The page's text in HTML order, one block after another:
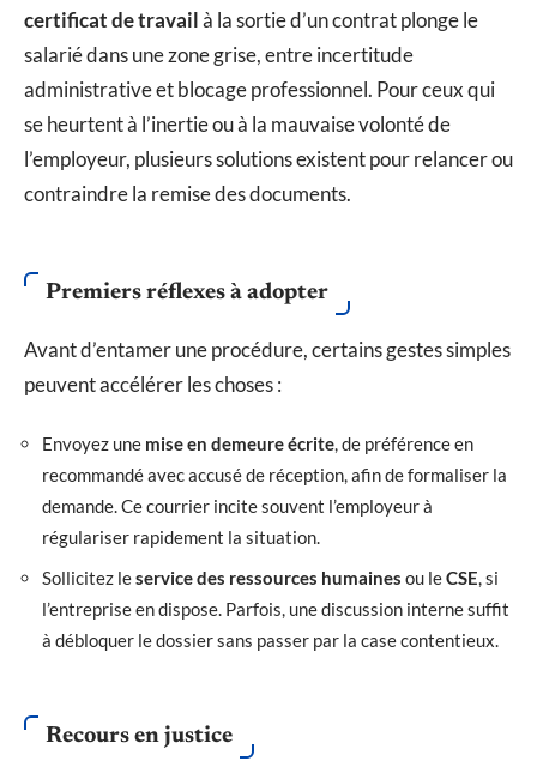
certificat de travailà la sortie d’un contrat plonge le
salarié dans une zone grise, entre incertitude
administrative et blocage professionnel. Pour ceux qui
se heurtent à l’inertie ou à la mauvaise volonté de
l’employeur, plusieurs solutions existent pour relancer ou
contraindre la remise des documents.
Premiers réflexes à adopter
Avant d’entamer une procédure, certains gestes simples
peuvent accélérer les choses :
Envoyez une mise en demeure écrite, de préférence en
recommandé avec accusé de réception, afin de formaliser la
demande. Ce courrier incite souvent l’employeur à
régulariser rapidement la situation.
Sollicitez leservice des ressources humaines ou leCSE, si
l’entreprise en dispose. Parfois, une discussion interne suffit
à débloquer le dossier sans passer par la case contentieux.
Recours en justice